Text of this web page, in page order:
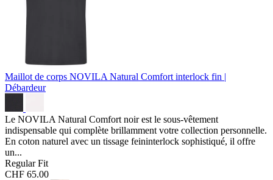
Maillot de corps NOVILA Natural Comfort interlock fin |
Débardeur
Le NOVILA Natural Comfort noir est le sous-vêtement
indispensable qui complète brillamment votre collection personnelle.
En coton naturel avec un tissage feininterlock sophistiqué, il offre
un...
Regular Fit
CHF 65.00